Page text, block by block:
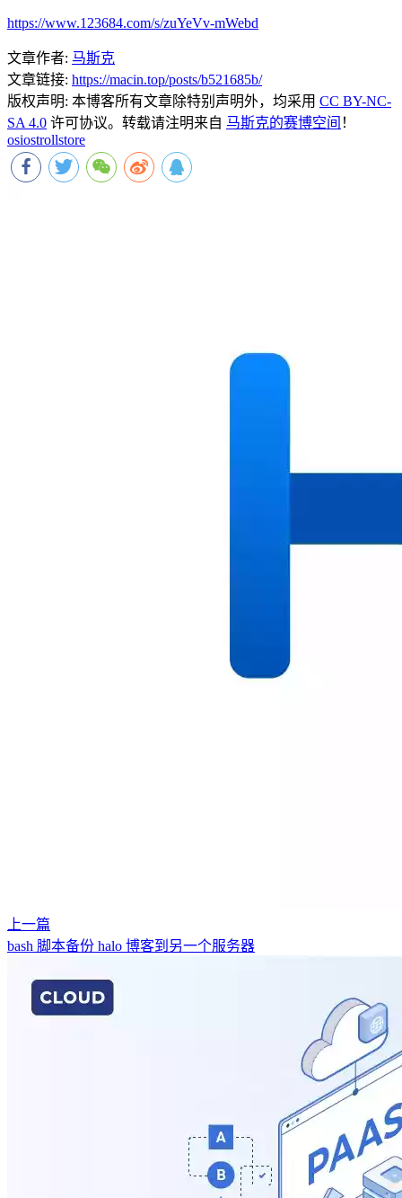
https://www.123684.com/s/zuYeVv-mWebd
文章作者: 马斯克
文章链接: https://macin.top/posts/b521685b/
版权声明: 本博客所有文章除特别声明外，均采用 CC BY-NC-
SA 4.0 许可协议。转载请注明来自 马斯克的赛博空间 ！
osiostrollstore
上一篇
bash 脚本备份 halo 博客到另一个服务器